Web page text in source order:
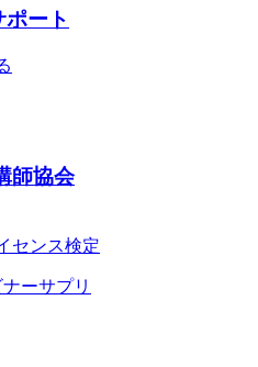
ポート
師協会
センス検定